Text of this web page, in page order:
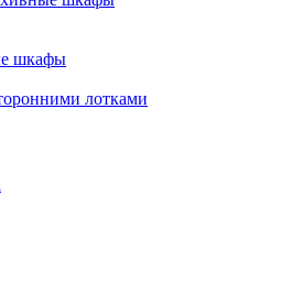
шкафы
лотками